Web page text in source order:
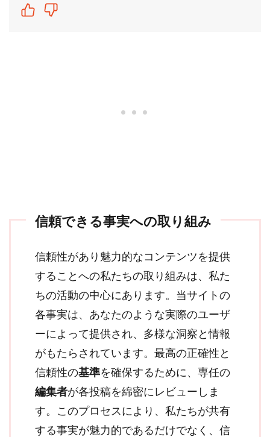
信頼できる事実への取り組み
信頼性があり魅力的なコンテンツを提供
することへの私たちの取り組みは、私た
ちの活動の中心にあります。当サイトの
各事実は、あなたのような実際のユーザ
ーによって提供され、多様な洞察と情報
がもたらされています。最高の正確性と
信頼性の基準を確保するために、専任の
編集者が各投稿を綿密にレビューしま
す。このプロセスにより、私たちが共有
する事実が魅力的であるだけでなく、信